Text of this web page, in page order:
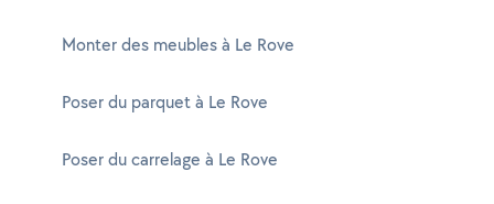
Monter des meubles à Le Rove
Poser du parquet à Le Rove
Poser du carrelage à Le Rove